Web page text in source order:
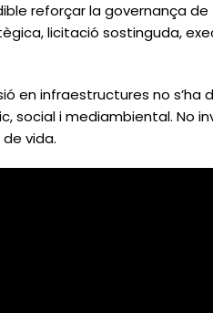
reforçar la governança
licitació sostinguda,
en infraestructures no
social i mediambiental.
vida.